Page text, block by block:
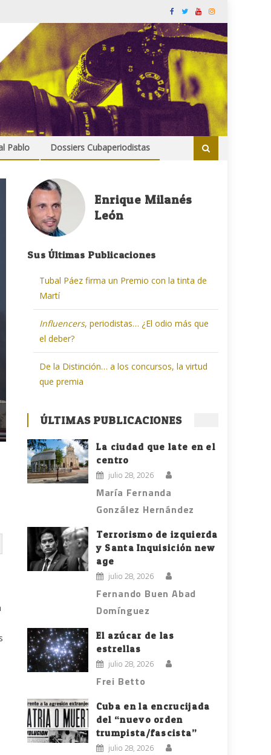
Pablo Dossiers Cubaperiodistas
Enrique Milanés
León
Sus Últimas Publicaciones
Tubal Páez firma un Premio con la tinta de
Martí
Influencers, periodistas… ¿El odio más que
el deber?
De la Distinción… a los concursos, la virtud
que premia
ÚLTIMAS PUBLICACIONES
La ciudad que late en el
centro
julio 28, 2026
María Fernanda
González Hernández
Terrorismo de izquierda
y Santa Inquisición new
age
julio 28, 2026
Fernando Buen Abad
Domínguez
El azúcar de las
estrellas
julio 28, 2026
Frei Betto
Cuba en la encrucijada
del “nuevo orden
trumpista/fascista”
julio 28, 2026